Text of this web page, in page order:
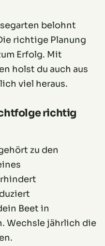
belohnt
richtige Planung
Erfolg. Mit
holst du auch aus
viel heraus.
richtig
zu den
Beet in
Wechsle jährlich die